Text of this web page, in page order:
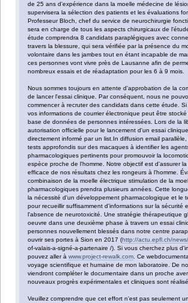
de 25 ans d'expérience dans la moelle médecine de
supervisera la sélection des patients et les évaluations
Professeur Bloch, chef du service de neurochirurgie
sera en charge de tous les aspects chirurgicaux de
étude comprendra 8 candidats paraplégiques avec
travers la blessure, qui sera vérifiée par la présence du
volontaire dans les jambes tout en étant incapable de
ces personnes vont vivre près de Lausanne afin de
nombreux essais et de réadaptation pour les 6 à 9 mois.
Nous sommes toujours en attente d'approbation de la
de lancer l'essai clinique. Par conséquent, nous ne
commencer à recruter des candidats dans cette étude.
vos informations de courrier électronique peut être
base de données de personnes intéressées. Lors de la
autorisation officielle pour le lancement d'un essai
directement informé par un list.In diffusion email
tests approfondis sur des macaques à identifier les
pharmacologiques pertinents pour promouvoir la
espèce proche de l'homme. Notre objectif est d'assurer
efficace de nos résultats chez les rongeurs à l'homme.
combinaison de la moelle électrique stimulation de la
pharmacologiques prendra plusieurs années. Cette
la nécessité d'un développement pharmacologique et le
pour recueillir suffisamment d'informations sur la sécurité
l'absence de neurotoxicité. Une stratégie thérapeutique
oeuvre dans une deuxième phase à travers un essai
personnes nouvellement blessés dans notre centre
ouvrir ses portes à Sion en 2017 (http://actu.epfl.ch/
of-valais-a-signé-a-partenaire /). Si vous cherchez plus
pouvez aller àwww.project-rewalk.com. Ce
voyage scientifique et humaine de mon laboratoire. De
viendront compléter le documentaire dans un proche
nouveaux progrès expérimentales et cliniques sont
Veuillez comprendre que cet effort n'est pas seulement